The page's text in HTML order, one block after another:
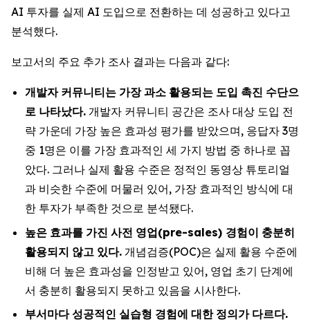
AI 투자를 실제 AI 도입으로 전환하는 데 성공하고 있다고
분석했다.
보고서의 주요 추가 조사 결과는 다음과 같다:
개발자 커뮤니티는 가장 과소 활용되는 도입 촉진 수단으
로 나타났다. 개발자 커뮤니티 공간은 조사 대상 도입 전
략 가운데 가장 높은 효과성 평가를 받았으며, 응답자 3명
중 1명은 이를 가장 효과적인 세 가지 방법 중 하나로 꼽
았다. 그러나 실제 활용 수준은 정적인 동영상 튜토리얼
과 비슷한 수준에 머물러 있어, 가장 효과적인 방식에 대
한 투자가 부족한 것으로 분석됐다.
높은 효과를 가진 사전 영업(pre-sales) 경험이 충분히
활용되지 않고 있다. 개념검증(POC)은 실제 활용 수준에
비해 더 높은 효과성을 인정받고 있어, 영업 초기 단계에
서 충분히 활용되지 못하고 있음을 시사한다.
부서마다 성공적인 실습형 경험에 대한 정의가 다르다.